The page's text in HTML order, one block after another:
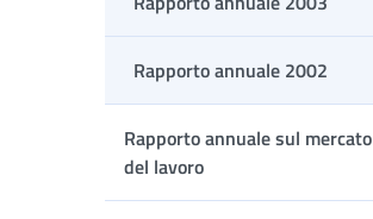
Rapporto annuale 2002
Rapporto annuale sul mercato
del lavoro